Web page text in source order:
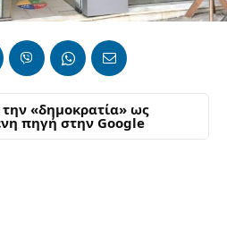
«δημοκρατία» ως
πηγή στην Google